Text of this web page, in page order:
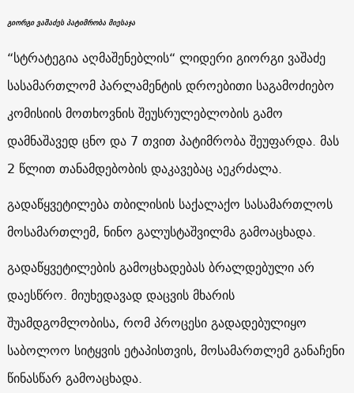
გიორგი ვაშაძეს პატიმრობა მიესაჯა
“სტრატეგია აღმაშენებლის“ ლიდერი გიორგი ვაშაძე
სასამართლომ პარლამენტის დროებითი საგამოძიებო
კომისიის მოთხოვნის შეუსრულებლობის გამო
დამნაშავედ ცნო და 7 თვით პატიმრობა შეუფარდა. მას
2 წლით თანამდებობის დაკავებაც აეკრძალა.
გადაწყვეტილება თბილისის საქალაქო სასამართლოს
მოსამართლემ, ნინო გალუსტაშვილმა გამოაცხადა.
გადაწყვეტილების გამოცხადებას ბრალდებული არ
დაესწრო. მიუხედავად დაცვის მხარის
შუამდგომლობისა, რომ პროცესი გადადებულიყო
საბოლოო სიტყვის ეტაპისთვის, მოსამართლემ განაჩენი
წინასწარ გამოაცხადა.